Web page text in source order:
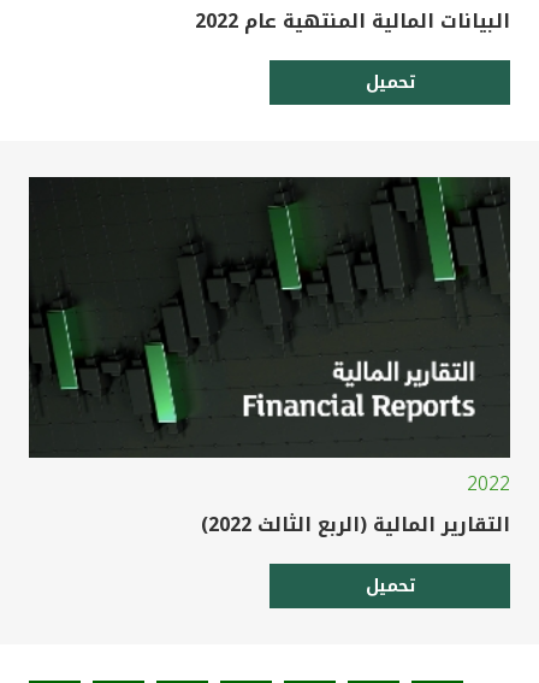
البيانات المالية المنتهية عام 2022
تحميل
2022
التقارير المالية (الربع الثالث 2022)
تحميل